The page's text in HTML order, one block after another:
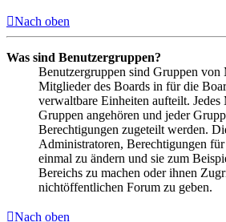
Nach oben
Was sind Benutzergruppen?
Benutzergruppen sind Gruppen
Mitglieder des Boards in für die
verwaltbare Einheiten aufteilt.
Gruppen angehören und jeder
Berechtigungen zugeteilt werden.
Administratoren, Berechtigungen
einmal zu ändern und sie zum
Bereichs zu machen oder ihnen
nichtöffentlichen Forum zu geben.
Nach oben